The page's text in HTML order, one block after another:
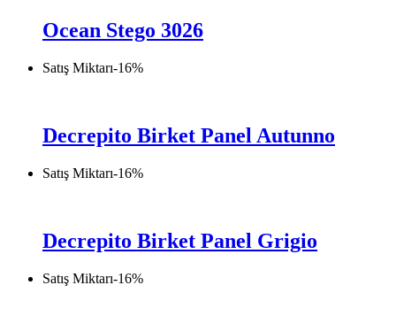
Ocean Stego 3026
Satış Miktarı-16%
Decrepito Birket Panel Autunno
Satış Miktarı-16%
Decrepito Birket Panel Grigio
Satış Miktarı-16%